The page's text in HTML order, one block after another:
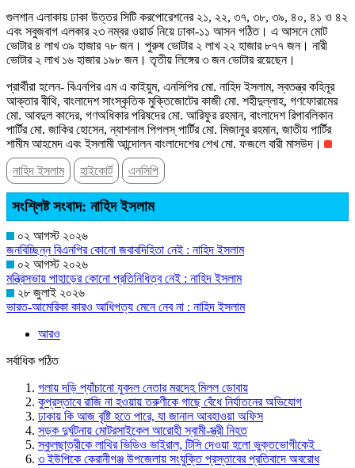
গুলশান এলাকায় ঢাকা উত্তর সিটি করপোরেশনের ২১, ২২, ৩৭, ৩৮, ৩৯, ৪০, ৪১ ও ৪২
এবং সবুজবাগ এলকার ২৩ নম্বর ওয়ার্ড নিয়ে ঢাকা-১১ আসন গঠিত। এ আসনে মোট
ভোটার ৪ লাখ ৩৯ হাজার ৭৮ জন। পুরুষ ভোটার ২ লাখ ২২ হাজার ৮৭৭ জন। নারী
ভোটার ২ লাখ ১৬ হাজার ১৯৮ জন। তৃতীয় লিঙ্গের ৩ জন ভোটার রয়েছেন।
প্রার্থীরা হলেন- বিএনপির এম এ কাইয়ুম, এনসিপির মো. নাহিদ ইসলাম, স্বতন্ত্র কহিনূর
আক্তার বীথি, বাংলাদেশ সাংস্কৃতিক মুক্তিজোটের কাজী মো. শহীদুল্লাহ, গণফোরামের
মো. আবদুল কাদের, গণঅধিকার পরিষদের মো. আরিফুর রহমান, বাংলাদেশ রিপাবলিকান
পার্টির মো. জাকির হোসেন, ন্যাশনাল পিপলস্‌ পার্টির মো. মিজানুর রহমান, জাতীয় পার্টির
শামীম আহমেদ এবং ইসলামী আন্দোলন বাংলাদেশের শেখ মো. ফজলে বারী মাসউদ।
নাহিদ ইসলাম
হাইকোর্ট এনসিপি
সংশ্লিষ্ট সংবাদ: নাহিদ ইসলাম
০২ আগস্ট ২০২৬
জনবিচ্ছিন্ন বিএনপির কোনো জবাবদিহিতা নেই : নাহিদ ইসলাম
০২ আগস্ট ২০২৬
মন্ত্রিসভায় পাহাড়ের কোনো প্রতিনিধিত্ব নেই : নাহিদ ইসলাম
২৮ জুলাই ২০২৬
ভারত-আমেরিকা কারও আধিপত্য মেনে নেব না : নাহিদ ইসলাম
আরও
সর্বাধিক পঠিত
গলায় দড়ি প্যাঁচানো যুবদল নেতার মরদেহ মিলল ডোবায়
কুপ্রস্তাবে রাজি না হওয়ায় তরুণীকে গাছে বেঁধে নির্যাতনের অভিযোগ
ঢাকায় কি আজ বৃষ্টি হতে পারে, যা জানাল আবহাওয়া অফিস
সড়ক দুর্ঘটনায় মোটরসাইকেল আরোহী স্বামী-স্ত্রী নিহত
স্কুলছাত্রীকে লাথির ভিডিও ভাইরাল, টিসি দেওয়া হলো ভুক্তভোগীকেই
৩ ইউপিকে কেরানীগঞ্জ উপজেলায় সংযুক্তি প্রস্তাবের প্রতিবাদে অবরোধ